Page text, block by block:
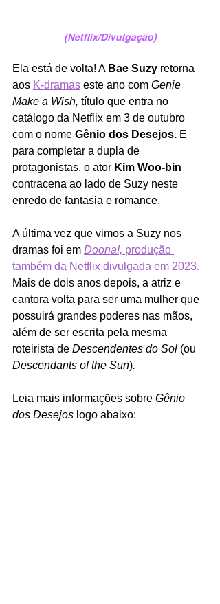
(Netflix/Divulgação)
Ela está de volta! A Bae Suzy retorna
aos K-dramas este ano com Genie
Make a Wish, título que entra no
catálogo da Netflix em 3 de outubro
com o nome Gênio dos Desejos. E
para completar a dupla de
protagonistas, o ator Kim Woo-bin
contracena ao lado de Suzy neste
enredo de fantasia e romance.
A última vez que vimos a Suzy nos
dramas foi em Doona!, produção
também da Netflix divulgada em 2023.
Mais de dois anos depois, a atriz e
cantora volta para ser uma mulher que
possuirá grandes poderes nas mãos,
além de ser escrita pela mesma
roteirista de Descendentes do Sol (ou
Descendants of the Sun).
Leia mais informações sobre Gênio
dos Desejos logo abaixo: